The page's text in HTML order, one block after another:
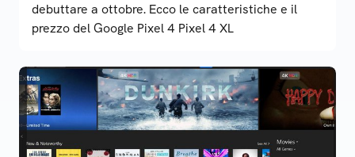
debuttare a ottobre. Ecco le caratteristiche e il
prezzo del Google Pixel 4 Pixel 4 XL